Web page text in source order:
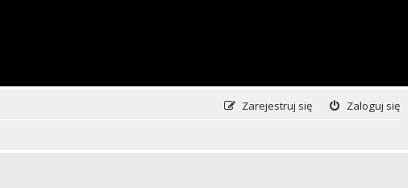
Zaloguj się
Zarejestruj się